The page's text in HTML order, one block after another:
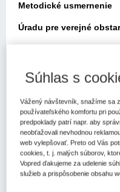
Metodické usmernenie
Úradu pre verejné
Elektronickou poštou zo
verejné obstarávanie (ďalej
zmene a doplnení
predpisov (ďalej len „zákon
Vo svojej žiadosti uvádzate
„Uchádzač za svoju osobu
predložil čestné vyhlásenie
Súhlas s
Vážený návštevník, snažíme sa
používateľského komfortu pri
predpoklady patrí napr. aby
neobťažovali nevhodnou
web vylepšovať. Preto od Vás
cookies, t. j. malých súborov,
Vopred ďakujeme za udelenie
služieb a prispôsobenie obsahu